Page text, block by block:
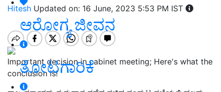
ಆರೋಗ್ಯ ಜೀವನ
ತೋಟಗಾರಿಕೆ
Hitesh Updated on: 16 June, 2023 5:53 PM IST
Important decision in cabinet meeting; Here's what the
conclusion is!